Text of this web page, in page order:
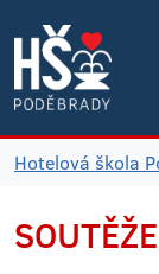
Hotelová škola
SOUTĚŽE